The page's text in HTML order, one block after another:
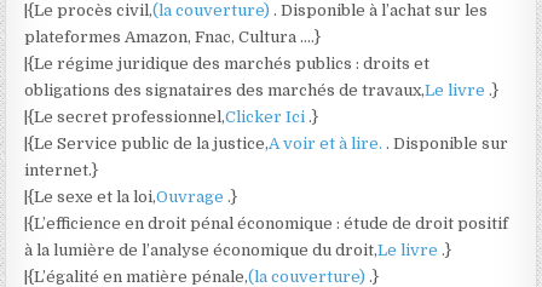
|{Le procès civil,(la couverture). Disponible à l’achat sur les
plateformes Amazon, Fnac, Cultura ….}
|{Le régime juridique des marchés publics : droits et
obligations des signataires des marchés de travaux,Le livre.}
|{Le secret professionnel,Clicker Ici.}
|{Le Service public de la justice,A voir et à lire.. Disponible sur
internet.}
|{Le sexe et la loi,Ouvrage.}
|{L’efficience en droit pénal économique : étude de droit positif
à la lumière de l’analyse économique du droit,Le livre.}
|{L’égalité en matière pénale,(la couverture).}